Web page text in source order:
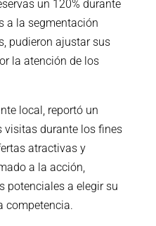
un 120% durante
a la segmentación
pudieron ajustar sus
la atención de los
local, reportó un
visitas durante los fines
atractivas y
a la acción,
potenciales a elegir su
competencia.